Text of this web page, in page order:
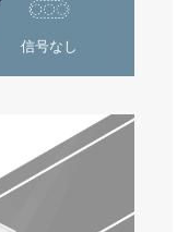
信号なし